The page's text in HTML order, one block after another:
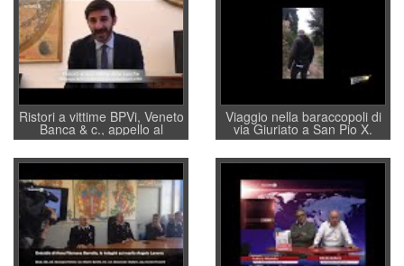
Ristori a vittime BPVi, Veneto
Banca & c., appello al
sottosegretario Alessio
Villarosa: per mettere ordine
convochi con Di Maio CNCU
a supporto della cabina di
regia al Mef
Viaggio nella baraccopoli di
via Giuriato a San Pio X.
Vicenza ai Vicentini: “faremo
un regalo di Natale ai
residenti”